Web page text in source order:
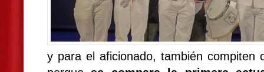
y para el aficionado, también compiten